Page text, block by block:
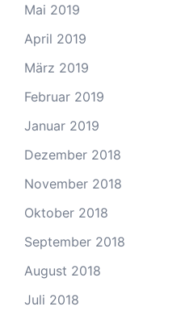
Mai 2019
April 2019
März 2019
Februar 2019
Januar 2019
Dezember 2018
November 2018
Oktober 2018
September 2018
August 2018
Juli 2018